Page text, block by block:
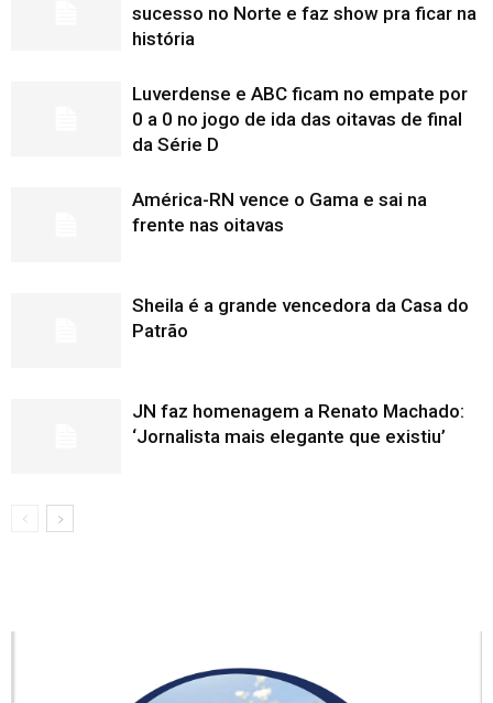
sucesso no Norte e faz show pra ficar na
história
Luverdense e ABC ficam no empate por
0 a 0 no jogo de ida das oitavas de final
da Série D
América-RN vence o Gama e sai na
frente nas oitavas
Sheila é a grande vencedora da Casa do
Patrão
JN faz homenagem a Renato Machado:
‘Jornalista mais elegante que existiu’